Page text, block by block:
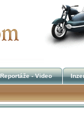
Reportáže - Video